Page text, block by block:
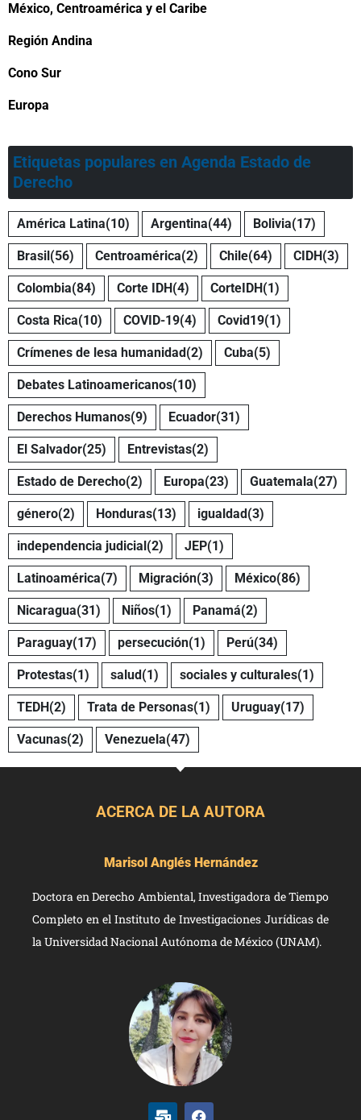
México, Centroamérica y el Caribe
Región Andina
Cono Sur
Europa
Etiquetas populares en Agenda Estado de
Derecho
América Latina(10) Argentina(44) Bolivia(17)
Brasil (56) Centroamérica(2) Chile(64) CIDH (3)
Colombia(84) Corte IDH (4) CorteIDH (1)
Costa Rica(10) COVID-19(4) Covid19(1)
Crímenes de lesa humanidad (2) Cuba(5)
Debates Latinoamericanos(10)
Derechos Humanos(9) Ecuador(31)
El Salvador(25) Entrevistas(2)
Estado de Derecho(2) Europa(23) Guatemala(27)
género(2) Honduras(13) igualdad (3)
independencia judicial (2) JEP(1)
Latinoamérica(7) Migración(3) México(86)
Nicaragua(31) Niños(1) Panamá(2)
Paraguay(17) persecución(1) Perú(34)
Protestas(1) salud (1) sociales y culturales(1)
TEDH (2) Trata de Personas(1) Uruguay(17)
Vacunas(2) Venezuela(47)
ACERCA DE LA AUTORA
Marisol Anglés Hernández
Doctora en Derecho Ambiental, Investigadora de Tiempo
Completo en el Instituto de Investigaciones Jurídicas de
la Universidad Nacional Autónoma de México (UNAM).